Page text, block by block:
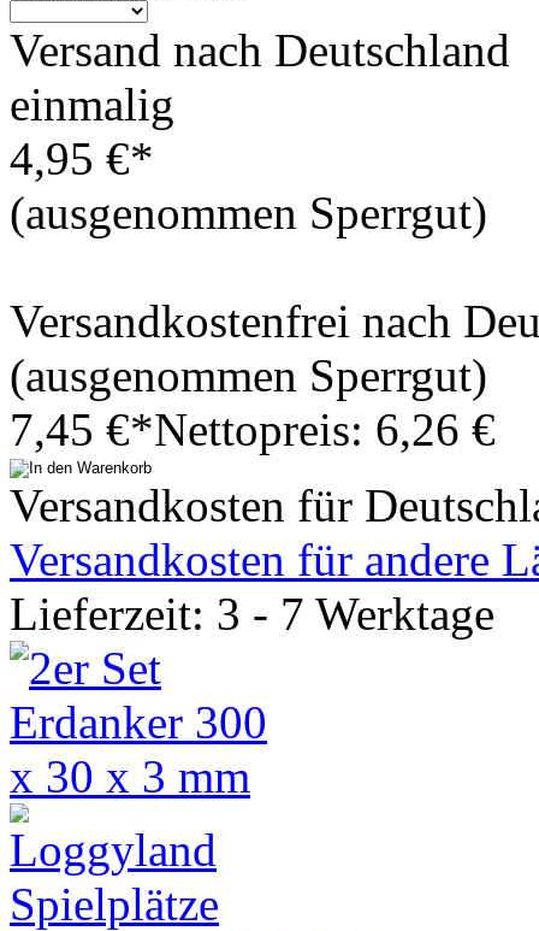
Versand nach Deutschland
einmalig
4,95 €*
(ausgenommen Sperrgut)
Versandkostenfrei nach
(ausgenommen Sperrgut)
7,45 €*Nettopreis: 6,26 €
Versandkosten für
Versandkosten für andere
Lieferzeit: 3 - 7 Werktage